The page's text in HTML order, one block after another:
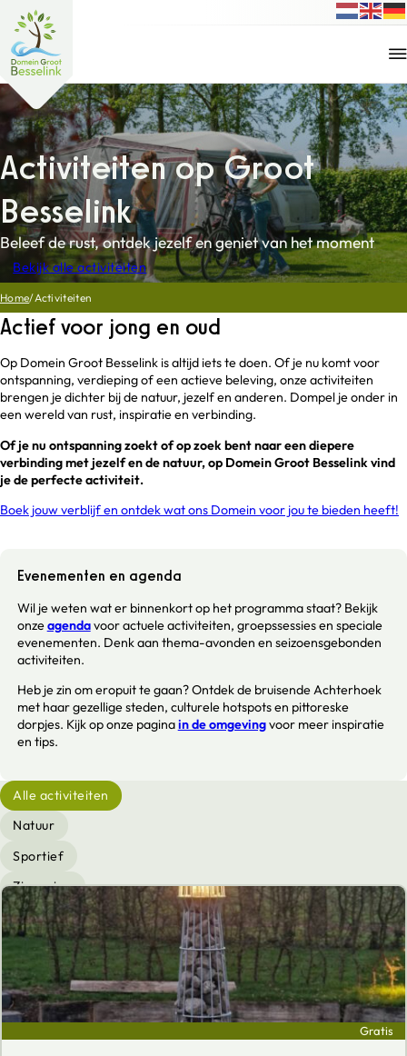
Activiteiten op Groot
Besselink
Beleef de rust, ontdek jezelf en geniet van het moment
Bekijk alle activiteiten
Home/Activiteiten
Actief voor jong en oud
Op Domein Groot Besselink is altijd iets te doen. Of je nu komt voor
ontspanning, verdieping of een actieve beleving, onze activiteiten
brengen je dichter bij de natuur, jezelf en anderen. Dompel je onder in
een wereld van rust, inspiratie en verbinding.
Of je nu ontspanning zoekt of op zoek bent naar een diepere
verbinding met jezelf en de natuur, op Domein Groot Besselink vind
je de perfecte activiteit.
Boek jouw verblijf en ontdek wat ons Domein voor jou te bieden heeft!
Evenementen en agenda
Wil je weten wat er binnenkort op het programma staat? Bekijk
onzeagendavoor actuele activiteiten, groepssessies en speciale
evenementen. Denk aan thema-avonden en seizoensgebonden
activiteiten.
Heb je zin om eropuit te gaan? Ontdek de bruisende Achterhoek
met haar gezellige steden, culturele hotspots en pittoreske
dorpjes. Kijk op onze paginain de omgevingvoor meer inspiratie
en tips.
Alle activiteiten
Natuur
Sportief
Zingeving
Gratis